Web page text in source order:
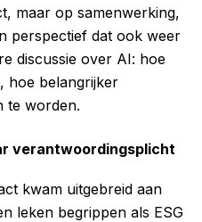
maar op samenwerking,
perspectief dat ook weer
discussie over AI: hoe
hoe belangrijker
te worden.
verantwoordingsplicht
kwam uitgebreid aan
leken begrippen als ESG